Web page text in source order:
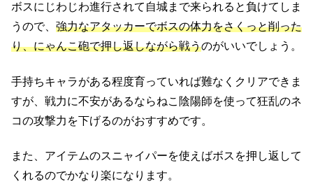
ボスにじわじわ進行されて自城まで来られると負けてしま
うので、 強力なアタッカーでボスの体力をさくっと削った
り、にゃんこ砲で押し返しながら戦うのがいいでしょう。
手持ちキャラがある程度育っていれば難なくクリアできま
すが、戦力に不安があるならねこ陰陽師を使って狂乱のネ
コの攻撃力を下げるのがおすすめです。
また、アイテムのスニャイパーを使えばボスを押し返して
くれるのでかなり楽になります。